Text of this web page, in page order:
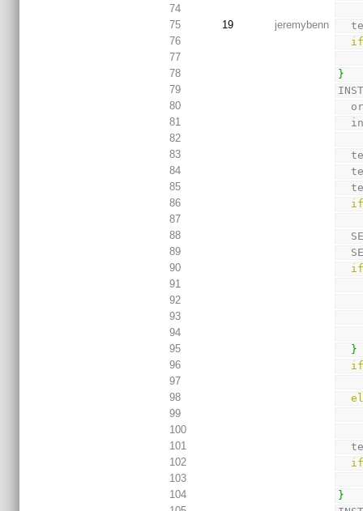
74
75
19 jeremybenn
76
77
78
}
79
80
81
82
83
84
85
86
87
88
89
90
91
92
93
94
95
}
96
97
98
99
100
101
102
103
104
}